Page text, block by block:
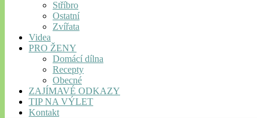
Stříbro
Ostatní
Zvířata
Videa
PRO ŽENY
Domácí dílna
Recepty
Obecné
ZAJÍMAVÉ ODKAZY
TIP NA VÝLET
Kontakt